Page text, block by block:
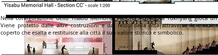
Nella configurazione dello Yisabu Memorial Park, la montagna Yukhyang gioca
Viene protetto dalle altre costruzioni e dal resto della città attraverso la
coperto che esalta e restituisce alla città il suo valore storico e simbolico.